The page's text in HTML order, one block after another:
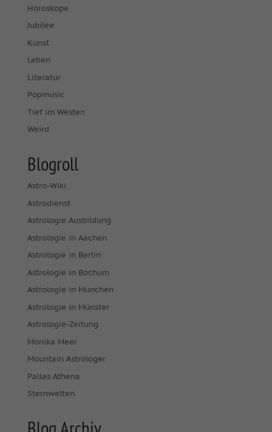
Horoskope
Jubilee
Kunst
Leben
Literatur
Popmusic
Tief im Westen
Weird
Blogroll
Astro-Wiki
Astrodienst
Astrologie Ausbildung
Astrologie in Aachen
Astrologie in Berlin
Astrologie in Bochum
Astrologie in München
Astrologie in Münster
Astrologie-Zeitung
Monika Meer
Mountain Astrologer
Pallas Athena
Sternwelten